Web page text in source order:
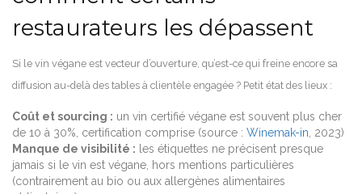
restaurateurs les dépassent
Si le vin végane est vecteur d’ouverture, qu’est-ce qui freine encore sa
diffusion au-delà des tables à clientèle engagée ? Petit état des lieux :
Coût et sourcing : un vin certifié végane est souvent plus cher
de 10 à 30%, certification comprise (source : Winemak-in , 2023)
Manque de visibilité : les étiquettes ne précisent presque
jamais si le vin est végane, hors mentions particulières
(contrairement au bio ou aux allergènes alimentaires